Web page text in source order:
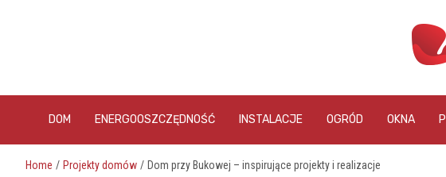
DOM ENERGOOSZCZĘDNOŚĆ INSTALACJE OGRÓD OKNA
Home Projekty domów Dom przy Bukowej – inspirujące projekty i realizacje